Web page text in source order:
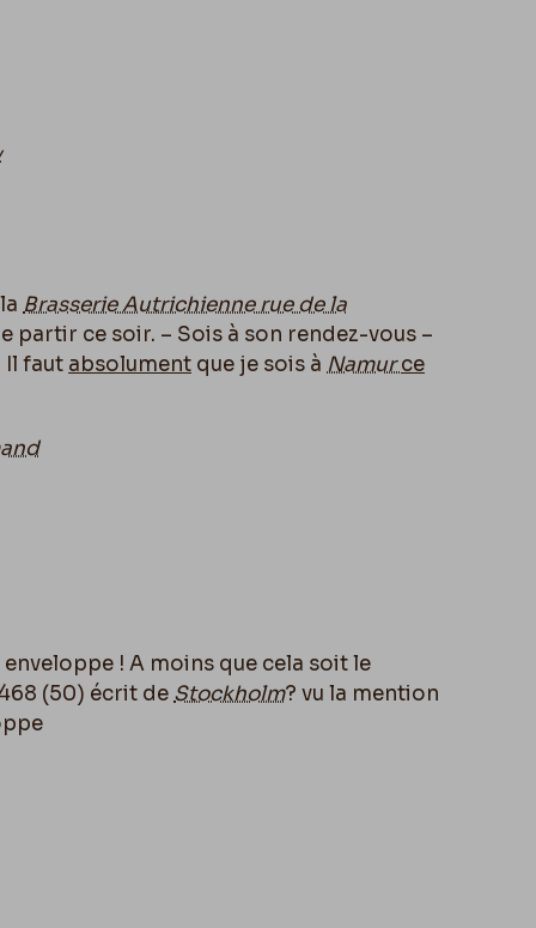
Brasserie Autrichienne rue de la
partir ce soir. – Sois à son rendez-vous –
Il faut absolument que je sois à Namurce
! A moins que cela soit le
(50) écrit de Stockholm? vu la mention